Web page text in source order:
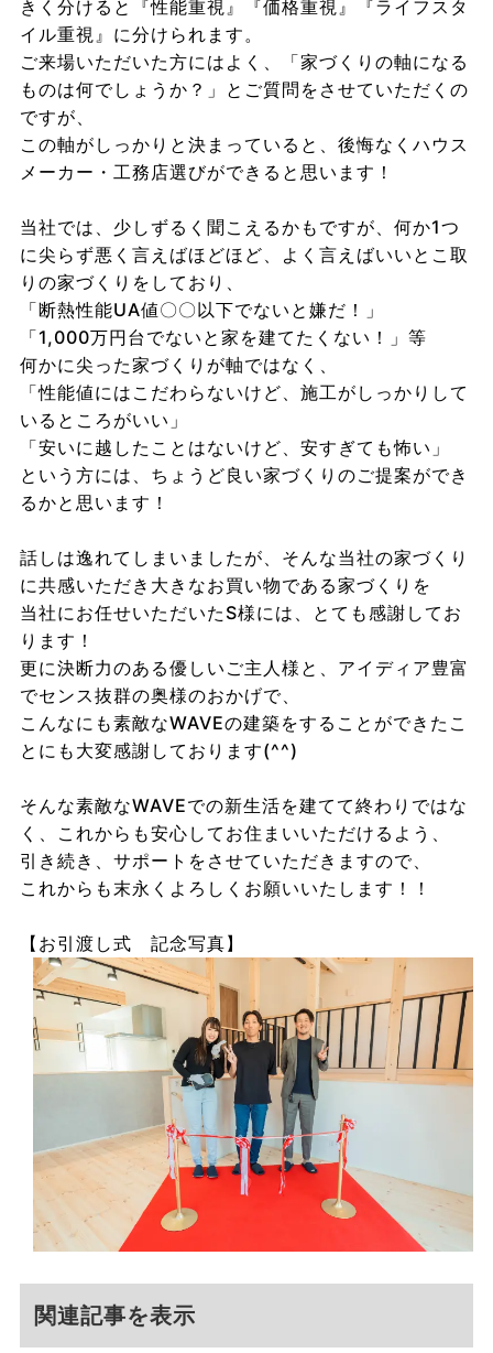
きく分けると『性能重視』『価格重視』『ライフスタ
イル重視』に分けられます。
ご来場いただいた方にはよく、「家づくりの軸になる
ものは何でしょうか？」とご質問をさせていただくの
ですが、
この軸がしっかりと決まっていると、後悔なくハウス
メーカー・工務店選びができると思います！
当社では、少しずるく聞こえるかもですが、何か1つ
に尖らず悪く言えばほどほど、よく言えばいいとこ取
りの家づくりをしており、
「断熱性能UA値〇〇以下でないと嫌だ！」
「1,000万円台でないと家を建てたくない！」等
何かに尖った家づくりが軸ではなく、
「性能値にはこだわらないけど、施工がしっかりして
いるところがいい」
「安いに越したことはないけど、安すぎても怖い」
という方には、ちょうど良い家づくりのご提案ができ
るかと思います！
話しは逸れてしまいましたが、そんな当社の家づくり
に共感いただき大きなお買い物である家づくりを
当社にお任せいただいたS様には、とても感謝してお
ります！
更に決断力のある優しいご主人様と、アイディア豊富
でセンス抜群の奥様のおかげで、
こんなにも素敵なWAVEの建築をすることができたこ
とにも大変感謝しております(^^)
そんな素敵なWAVEでの新生活を建てて終わりではな
く、これからも安心してお住まいいただけるよう、
引き続き、サポートをさせていただきますので、
これからも末永くよろしくお願いいたします！！
【お引渡し式 記念写真】
関連記事を表示